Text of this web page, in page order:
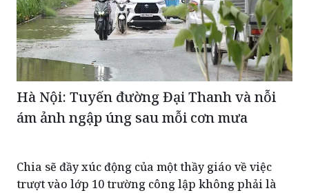
Hà Nội: Tuyến đường Đại Thanh và nỗi
ám ảnh ngập úng sau mỗi cơn mưa
Chia sẽ đầy xúc động của một thầy giáo về việc
trượt vào lớp 10 trường công lập không phải là